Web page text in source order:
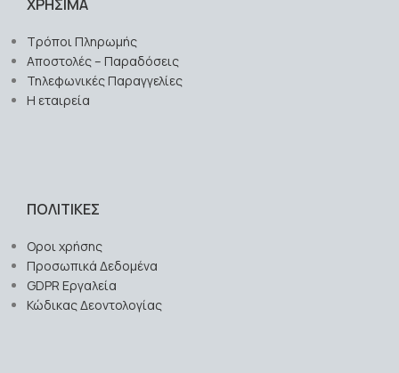
ΧΡΗΣΙΜΑ
Τρόποι Πληρωμής
Αποστολές – Παραδόσεις
Τηλεφωνικές Παραγγελίες
Η εταιρεία
ΠΟΛΙΤΙΚΕΣ
Οροι χρήσης
Προσωπικά Δεδομένα
GDPR Εργαλεία
Κώδικας Δεοντολογίας